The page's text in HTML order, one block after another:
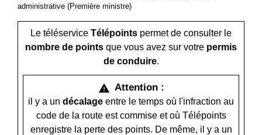
administrative (Première ministre)
Le téléservice Télépoints permet de consulter le
nombre de points que vous avez sur votre permis
de conduire.
warning Attention :
il y a un décalage entre le temps où l'infraction au
code de la route est commise et où Télépoints
enregistre la perte des points. De même, il y a un